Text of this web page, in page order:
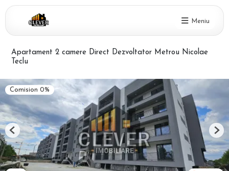
Meniu
Apartament 2 camere Direct Dezvoltator Metrou Nicolae
Teclu
Comision 0%
Previous